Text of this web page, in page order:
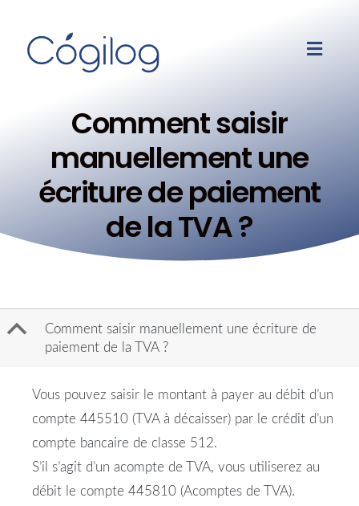
Comment saisir
manuellement une
écriture de paiement
de la TVA ?
B
Comment saisir manuellement une écriture de
paiement de la TVA ?
Vous pouvez saisir le montant à payer au débit d’un
compte 445510 (TVA à décaisser) par le crédit d’un
compte bancaire de classe 512.
S’il s’agit d’un acompte de TVA, vous utiliserez au
débit le compte 445810 (Acomptes de TVA).